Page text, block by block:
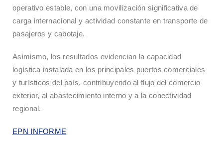
operativo estable, con una movilización significativa de
carga internacional y actividad constante en transporte de
pasajeros y cabotaje.
Asimismo, los resultados evidencian la capacidad
logística instalada en los principales puertos comerciales
y turísticos del país, contribuyendo al flujo del comercio
exterior, al abastecimiento interno y a la conectividad
regional.
EPN INFORME